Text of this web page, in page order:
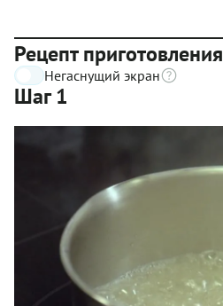
Рецепт приготовления
Негаснущий экран
Шаг 1